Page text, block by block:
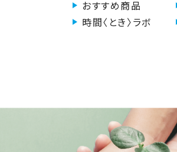
おすすめ商品
時間〈とき〉ラボ